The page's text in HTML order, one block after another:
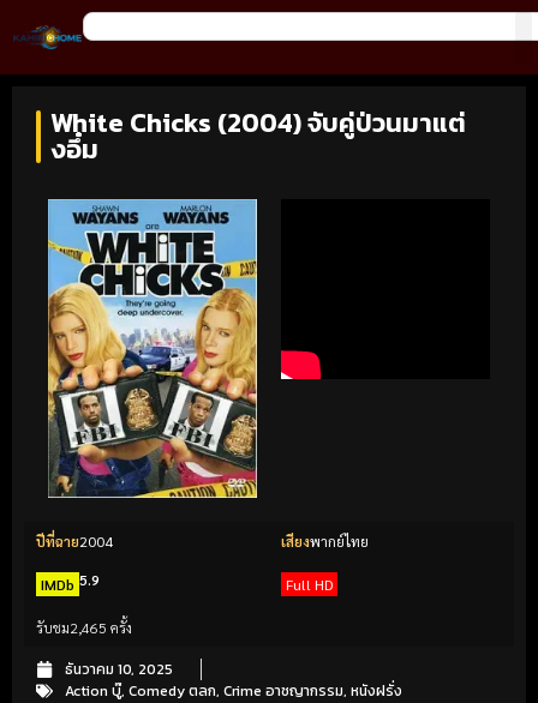
White Chicks (2004) จับคู่ป่วนมาแต่
งอึ๋ม
ปีที่ฉาย2004 เสียงพากย์ไทย
IMDb 5.9 Full HD
รับชม2,465 ครั้ง
ธันวาคม 10, 2025
Action บู๊, Comedy ตลก, Crime อาชญากรรม, หนังฝรั่ง